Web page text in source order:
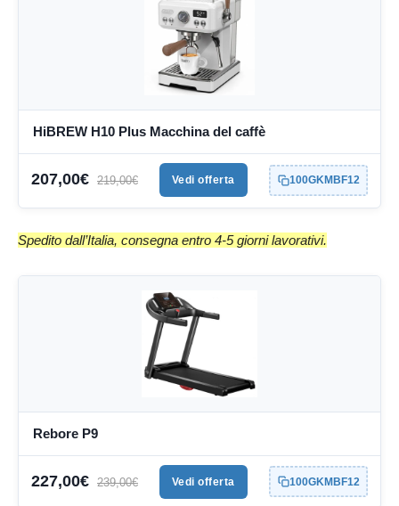
HiBREW H10 Plus Macchina del caffè
207,00€ 219,00€ Vedi offerta 100GKMBF12
Spedito dall’Italia, consegna entro 4-5 giorni lavorativi.
Rebore P9
227,00€ 239,00€ Vedi offerta 100GKMBF12